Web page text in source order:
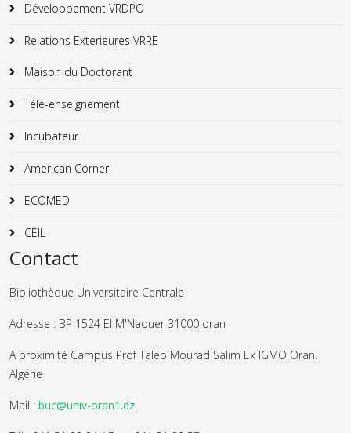
Développement VRDPO
Relations Exterieures VRRE
Maison du Doctorant
Télé-enseignement
Incubateur
American Corner
ECOMED
CEIL
Contact
Bibliothèque Universitaire Centrale
Adresse : BP 1524 El M'Naouer 31000 oran
A proximité Campus Prof Taleb Mourad Salim Ex IGMO Oran.
Algérie
Mail : buc@univ-oran1.dz